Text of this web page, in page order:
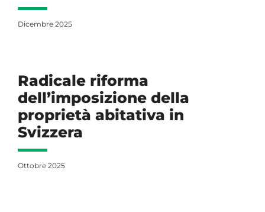
Dicembre 2025
Radicale riforma
dell’imposizione della
proprietà abitativa in
Svizzera
Ottobre 2025